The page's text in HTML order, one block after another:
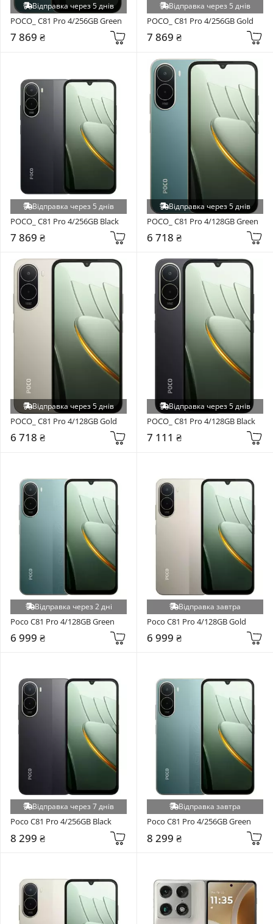
Відправка через 5 днів
POCO_ C81 Pro 4/256GB Green
7 869 ₴
Відправка через 5 днів
POCO_ C81 Pro 4/256GB Gold
7 869 ₴
Відправка через 5 днів
POCO_ C81 Pro 4/256GB Black
7 869 ₴
Відправка через 5 днів
POCO_ C81 Pro 4/128GB Green
6 718 ₴
Відправка через 5 днів
POCO_ C81 Pro 4/128GB Gold
6 718 ₴
Відправка через 5 днів
POCO_ C81 Pro 4/128GB Black
7 111 ₴
Відправка через 2 дні
Poco C81 Pro 4/128GB Green
6 999 ₴
Відправка завтра
Poco C81 Pro 4/128GB Gold
6 999 ₴
Відправка через 7 днів
Poco C81 Pro 4/256GB Black
8 299 ₴
Відправка завтра
Poco C81 Pro 4/256GB Green
8 299 ₴